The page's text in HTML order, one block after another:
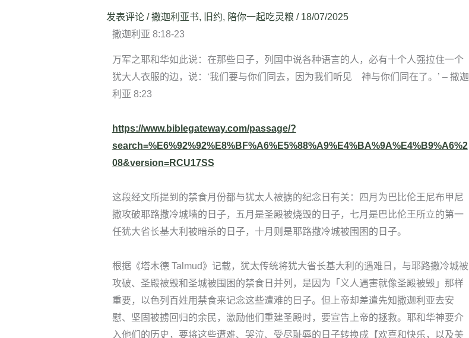
发表评论 /撒迦利亚书, 旧约, 陪你一起吃灵粮 / 18/07/2025
撒迦利亚 8:18-23
万军之耶和华如此说：在那些日子，列国中说各种语言的人，必有十个人强拉住一个
犹大人衣服的边，说：‘我们要与你们同去，因为我们听见 神与你们同在了。’ – 撒迦
利亚 8:23
https://www.biblegateway.com/passage/?
search=%E6%92%92%E8%BF%A6%E5%88%A9%E4%BA%9A%E4%B9%A6%2
08&version=RCU17SS
这段经文所提到的禁食月份都与犹太人被掳的纪念日有关：四月为巴比伦王尼布甲尼
撒攻破耶路撒冷城墙的日子，五月是圣殿被烧毁的日子，七月是巴比伦王所立的第一
任犹大省长基大利被暗杀的日子，十月则是耶路撒冷城被围困的日子。
根据《塔木德 Talmud》记载，犹太传统将犹大省长基大利的遇难日，与耶路撒冷城被
攻破、圣殿被毁和圣城被围困的禁食日并列，是因为「义人遇害就像圣殿被毁」那样
重要，以色列百姓用禁食来记念这些遭难的日子。但上帝却差遣先知撒迦利亚去安
慰、坚固被掳回归的余民，激励他们重建圣殿时，要宣告上帝的拯救。耶和华神要介
入他们的历史，要将这些遭难、哭泣、受尽耻辱的日子转换成【欢喜和快乐，以及美